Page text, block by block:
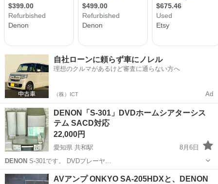
自社ローンに頼らず車にノレル
理想のクルマがあるけど審査に通らない方へ
（株）ICT Ad
DENON「S-301」DVDホームシアターシス
テム SACD対応
22,000円
愛知県 共和駅
8月6日
DENON S-301です。 DVDプレーヤ…
愛知 大府市
AVアンプ ONKYO SA-205HDXと、DENON